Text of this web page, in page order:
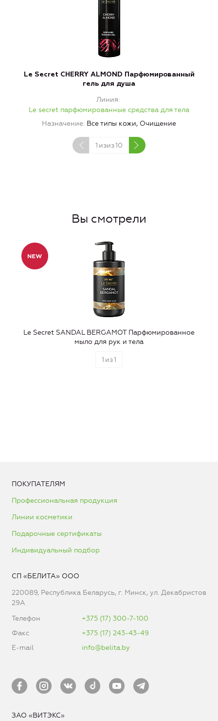
Le Secret CHERRY ALMOND Парфюмированный
гель для душа
Линия
Le secret парфюмированные средства для тела
Назначение Все типы кожи, Очищение
1 изиз10
Вы смотрели
Le Secret SANDAL BERGAMOT Парфюмированное
мыло для рук и тела
1 из1
ПОКУПАТЕЛЯМ
Профессиональная продукция
Линии косметики
Подарочные сертификаты
Индивидуальный подбор
СП «БЕЛИТА» ООО
220089, Республика Беларусь, г. Минск, ул. Декабристов
29А
Телефон
+375 (17) 300-7-100
Факс
+375 (17) 243-43-49
E-mail
info@belita.by
ЗАО «ВИТЭКС»